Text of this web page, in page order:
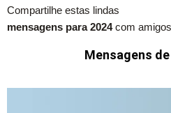
Compartilhe estas lindas
mensagens para 2024com
Mensagens